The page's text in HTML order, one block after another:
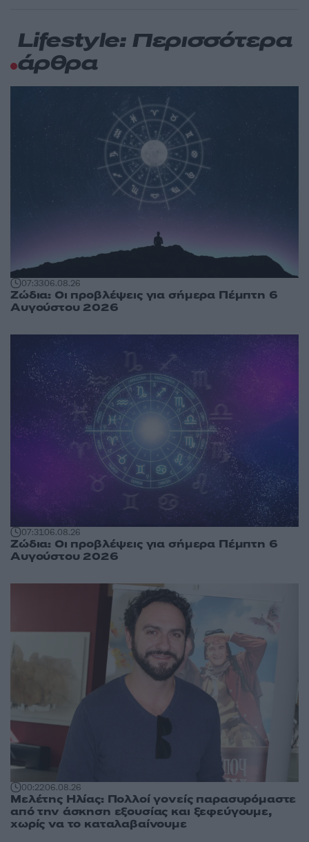
Lifestyle: Περισσότερα
άρθρα
07:3306.08.26
Ζώδια: Οι προβλέψεις για σήμερα Πέμπτη 6
Αυγούστου 2026
07:3106.08.26
Ζώδια: Οι προβλέψεις για σήμερα Πέμπτη 6
Αυγούστου 2026
00:2206.08.26
Μελέτης Ηλίας: Πολλοί γονείς παρασυρόμαστε
από την άσκηση εξουσίας και ξεφεύγουμε,
χωρίς να το καταλαβαίνουμε